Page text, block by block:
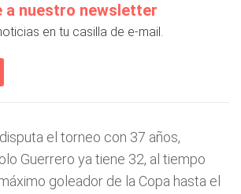
a nuestro newsletter
en tu casilla de e-mail.
el torneo con 37 años,
Guerrero ya tiene 32, al tiempo
goleador de la Copa hasta el